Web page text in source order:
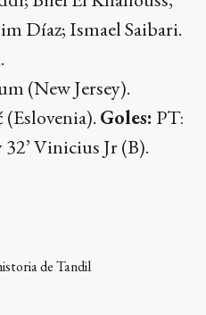
Díaz; Ismael Saibari.
(New Jersey).
Goles: PT:
Vinicius Jr (B).
de Tandil